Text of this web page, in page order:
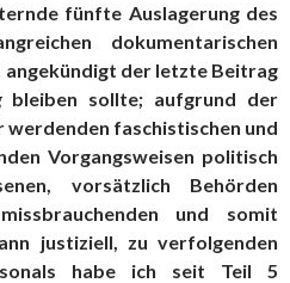
fünfte Auslagerung des
dokumentarischen
angekündigt der letzte Beitrag
bleiben sollte; aufgrund der
werdenden faschistischen und
Vorgangsweisen politisch
vorsätzlich Behörden
und somit
justiziell, zu verfolgenden
habe ich seit Teil 5